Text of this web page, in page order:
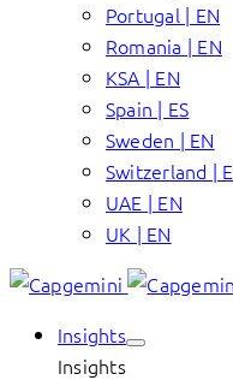
Portugal | EN
Romania | EN
KSA | EN
Spain | ES
Sweden | EN
Switzerland |
UAE | EN
UK | EN
Insights
Insights